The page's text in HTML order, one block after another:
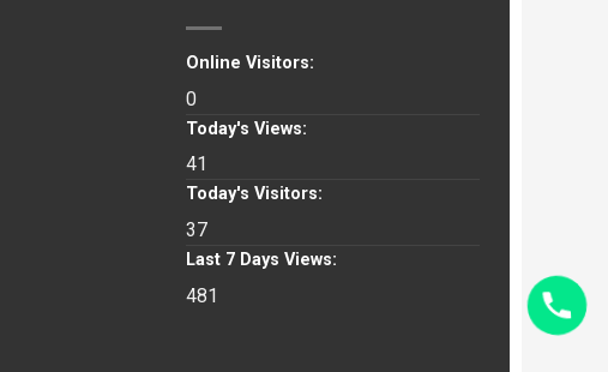
Online Visitors:
0
Today's Views:
41
Today's Visitors:
37
Last 7 Days Views:
481